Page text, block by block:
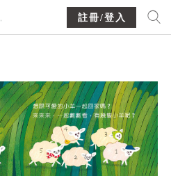
註冊/登入